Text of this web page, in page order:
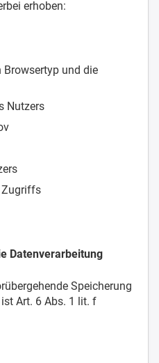
erhoben:
und die
Nutzers
Zugriffs
Datenverarbeitung
Speicherung
Art. 6 Abs. 1 lit. f